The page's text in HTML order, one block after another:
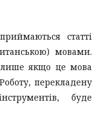
статті
мовами.
лише якщо це мова
перекладену
буде